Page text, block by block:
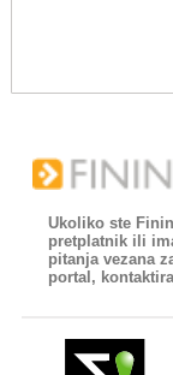
Ukoliko ste
pretplatnik ili
pitanja vezana
portal,